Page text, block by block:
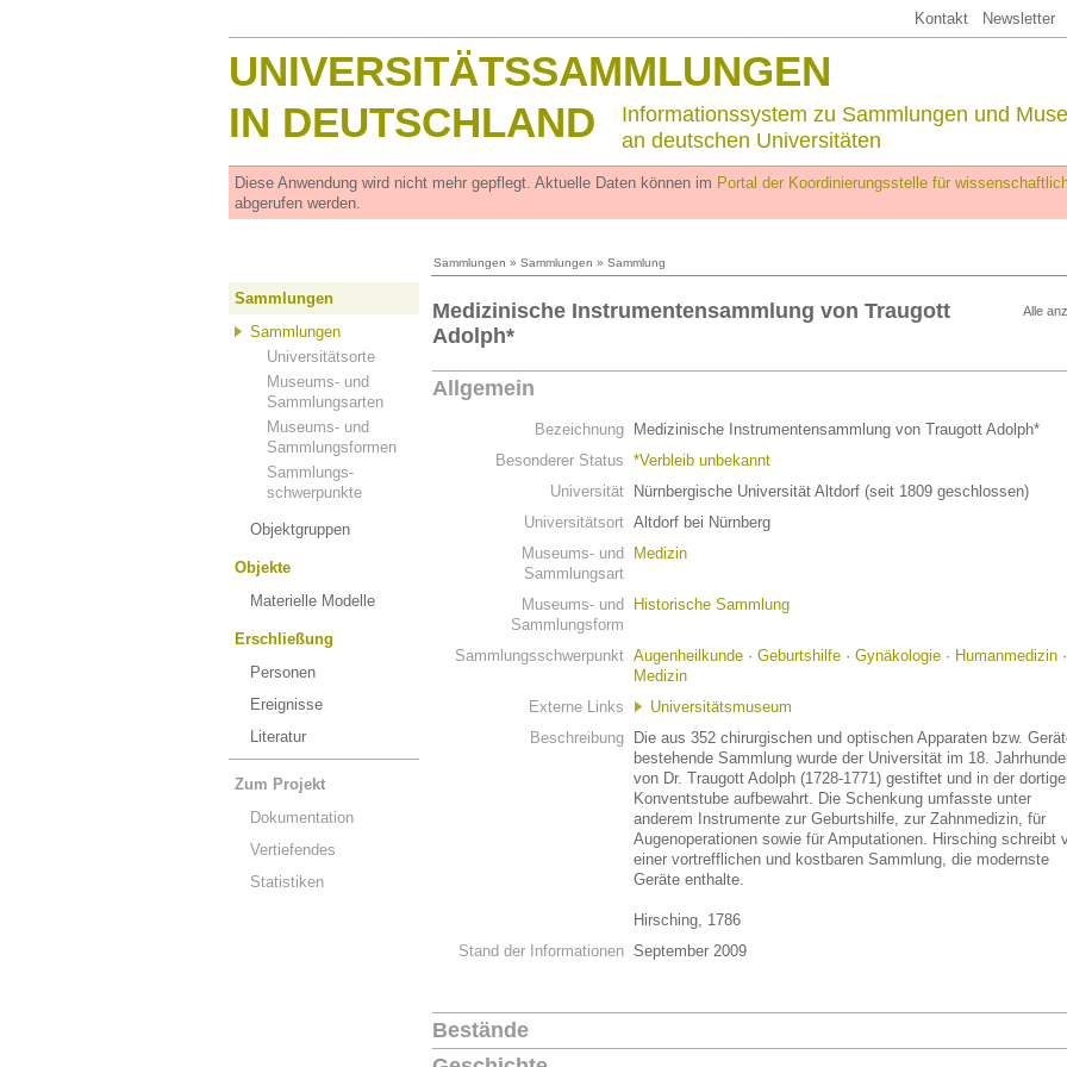
Kontakt Newsletter
UNIVERSITÄTSSAMMLUNGEN
IN DEUTSCHLAND
Informationssystem zu Sammlungen und
an deutschen Universitäten
Diese Anwendung wird nicht mehr gepflegt. Aktuelle Daten können im Portal der Koordinierungsstelle für
abgerufen werden.
Sammlungen » Sammlungen » Sammlung
Sammlungen
Sammlungen
Universitätsorte
Museums- und
Sammlungsarten
Museums- und
Sammlungsformen
Sammlungs-
schwerpunkte
Objektgruppen
Objekte
Materielle Modelle
Erschließung
Personen
Ereignisse
Literatur
Zum Projekt
Dokumentation
Vertiefendes
Statistiken
Alle
Medizinische Instrumentensammlung von Traugott
Adolph*
Allgemein
Bezeichnung
Medizinische Instrumentensammlung von Traugott Adolph*
Besonderer Status *Verbleib unbekannt
Universität
Nürnbergische Universität Altdorf (seit 1809 geschlossen)
Universitätsort Altdorf bei Nürnberg
Museums- und
Sammlungsart
Medizin
Museums- und
Sammlungsform
Historische Sammlung
Sammlungsschwerpunkt Augenheilkunde · Geburtshilfe · Gynäkologie · Humanmedizin ·
Medizin
Externe Links
Universitätsmuseum
Beschreibung
Die aus 352 chirurgischen und optischen Apparaten bzw.
bestehende Sammlung wurde der Universität im 18.
von Dr. Traugott Adolph (1728-1771) gestiftet und in der
Konventstube aufbewahrt. Die Schenkung umfasste unter
anderem Instrumente zur Geburtshilfe, zur Zahnmedizin, für
Augenoperationen sowie für Amputationen. Hirsching schreibt
einer vortrefflichen und kostbaren Sammlung, die modernste
Geräte enthalte.
Hirsching, 1786
Stand der Informationen September 2009
Bestände